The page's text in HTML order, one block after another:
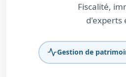
Fiscalité,
d'experts
Gestion de